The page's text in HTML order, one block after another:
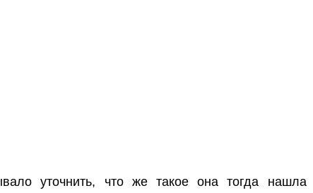
уточнить, что же такое она тогда